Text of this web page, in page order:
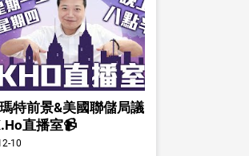
特前景&美國聯儲局議
直播室📹
10